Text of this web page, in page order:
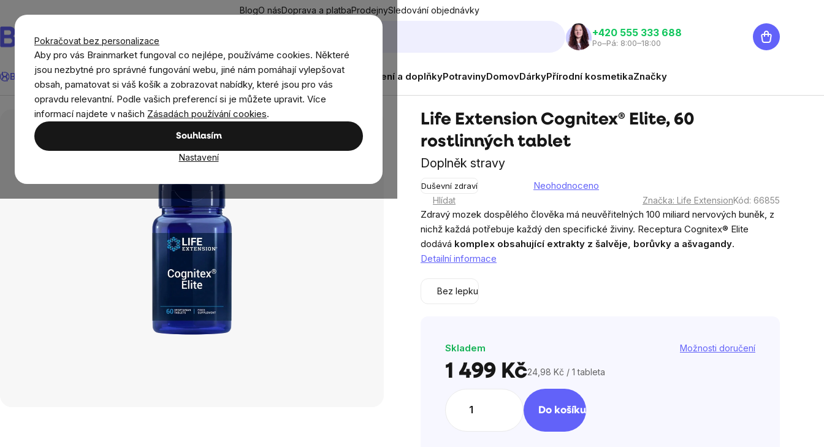
Pokračovat bez personalizace
Aby pro vás Brainmarket fungoval co nejlépe, používáme cookies. Některé
jsou nezbytné pro správné fungování webu, jiné nám pomáhají vylepšovat
obsah, pamatovat si váš košík a zobrazovat nabídky, které jsou pro vás
opravdu relevantní. Podle vašich preferencí si je můžete upravit. Více
informací najdete v našich Zásadách používání cookies.
Souhlasím
Nastavení
obsah
BlogO násDoprava a platbaProdejnySledování objednávky
Hledat
‭+420 555 333 688
Po–Pá: 8:00–18:00
Nákupní
košík
BrainMax® Léto Ušetři CíleDoplňky stravy a výživaNovinkyMužiŽenyDěti Oblečení a doplňkyPotravinyDomovDárkyPřírodní kosmetikaZnačky
Cíle Life Extension Cognitex® Elite, 60 rostlinných tablet
Life Extension Cognitex® Elite, 60
rostlinných tablet
Doplněk stravy
Duševní zdraví
produktu
je
0,0
z
Neohodnoceno
Hlídat Značka: Life ExtensionKód: 66855
Zdravý mozek dospělého člověka má neuvěřitelných 100 miliard nervových buněk, z
nichž každá potřebuje každý den specifické živiny. Receptura Cognitex® Elite
dodává komplex obsahující extrakty z šalvěje, borůvky a ašvagandy.
Detailní informace
Bez lepku
Skladem Možnosti doručení
1 499 KčMěrná
cena:
24,98 Kč / 1 tableta
Do košíku